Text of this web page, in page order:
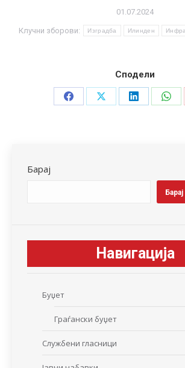
01.07.2024
Клучни зборови: Изградба Илинден
Сподели
Share
Share
Share
Барај
Барај
Навигација
Буџет
Граѓански буџет
Службени гласници